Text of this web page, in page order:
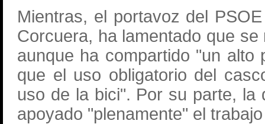
Mientras, el portavoz del
Corcuera, ha lamentado que
aunque ha compartido "un alto
que el uso obligatorio del
uso de la bici". Por su parte, la
apoyado "plenamente" el